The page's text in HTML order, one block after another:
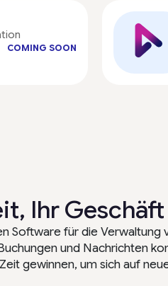
COMING SOON
Ihr
Software für die Verwaltung
und Nachrichten
gewinnen, um sich auf